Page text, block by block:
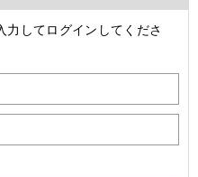
力してログインしてくださ